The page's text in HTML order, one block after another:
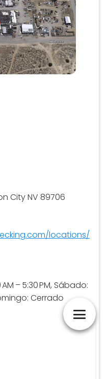
City NV 89706
locations/
– 5:30 PM, Sábado:
Cerrado